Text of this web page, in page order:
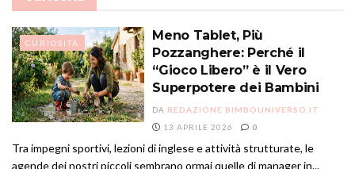
CURIOSITÀ
Meno Tablet, Più
Pozzanghere: Perché il
“Gioco Libero” è il Vero
Superpotere dei Bambini
DA REDAZIONE BIMBOUNIVERSO.IT
13 APRILE 2026
0
Tra impegni sportivi, lezioni di inglese e attività strutturate, le
agende dei nostri piccoli sembrano ormai quelle di manager in...